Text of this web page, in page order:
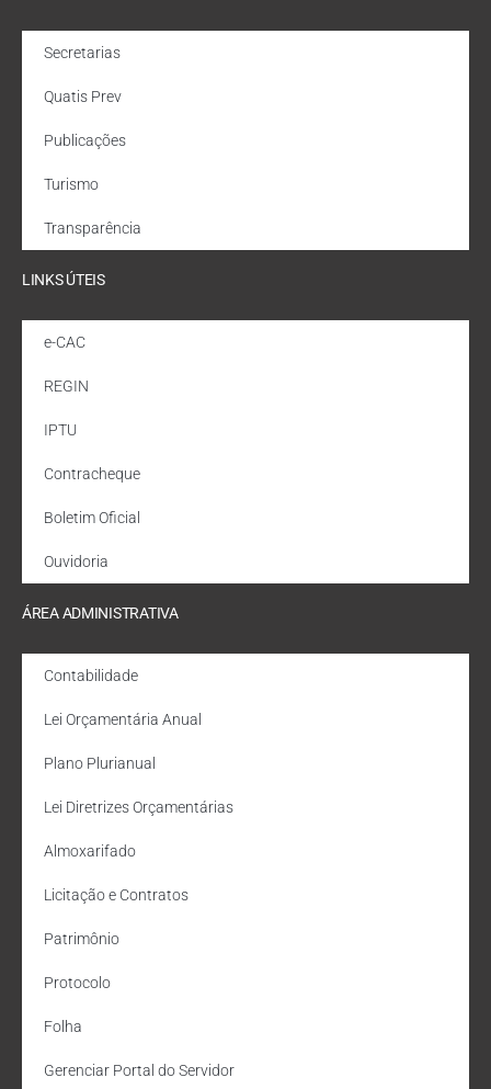
Secretarias
Quatis Prev
Publicações
Turismo
Transparência
LINKS ÚTEIS
e-CAC
REGIN
IPTU
Contracheque
Boletim Oficial
Ouvidoria
ÁREA ADMINISTRATIVA
Contabilidade
Lei Orçamentária Anual
Plano Plurianual
Lei Diretrizes Orçamentárias
Almoxarifado
Licitação e Contratos
Patrimônio
Protocolo
Folha
Gerenciar Portal do Servidor